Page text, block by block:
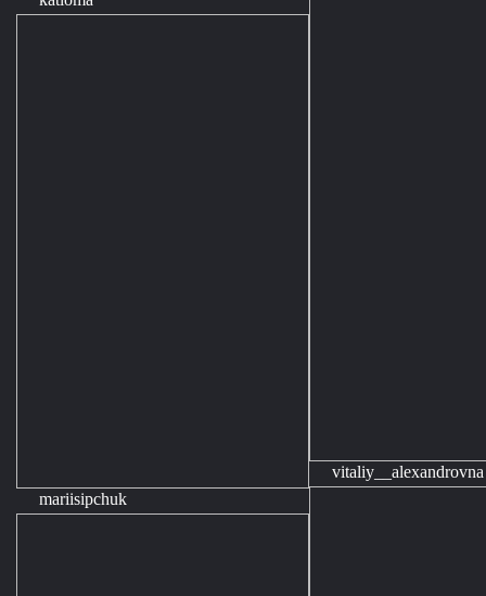
mariisipchuk
vitaliy__alexandrovna